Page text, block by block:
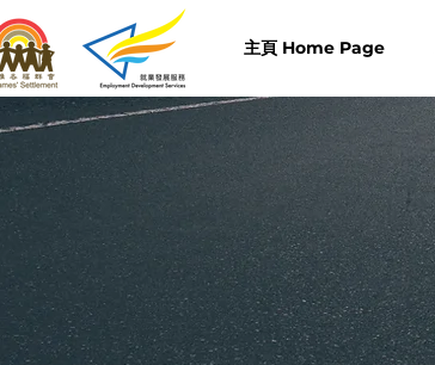
主頁 Home Page